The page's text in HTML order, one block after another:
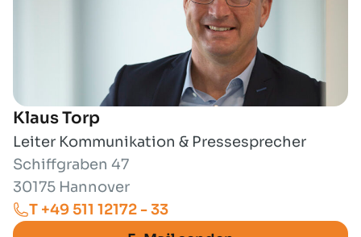
Klaus Torp
Leiter Kommunikation & Pressesprecher
Schiffgraben 47
30175 Hannover
T +49 511 12172 - 33